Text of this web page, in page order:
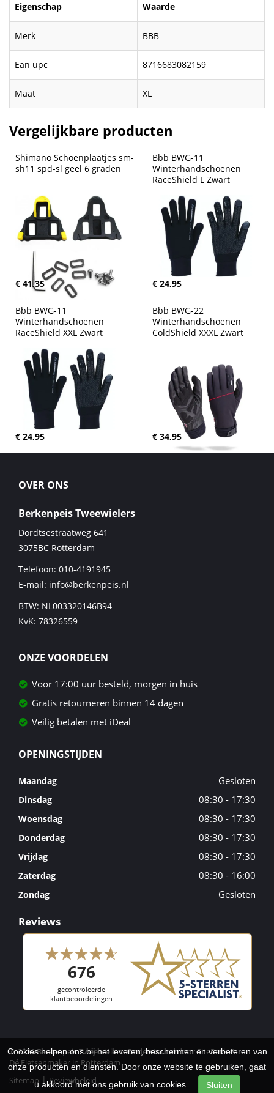
Eigenschap Waarde
Merk BBB
Ean upc 8716683082159
Maat XL
Vergelijkbare producten
Shimano Schoenplaatjes sm-
sh11 spd-sl geel 6 graden
€ 41,35
Bbb BWG-11
Winterhandschoenen
RaceShield L Zwart
€ 24,95
Bbb BWG-11
Winterhandschoenen
RaceShield XXL Zwart
€ 24,95
Bbb BWG-22
Winterhandschoenen
ColdShield XXXL Zwart
€ 34,95
OVER ONS
Berkenpeis Tweewielers
Dordtsestraatweg 641
3075BC Rotterdam
Telefoon: 010-4191945
E-mail: info@berkenpeis.nl
BTW: NL003320146B94
KvK: 78326559
ONZE VOORDELEN
Voor 17:00 uur besteld, morgen in huis
Gratis retourneren binnen 14 dagen
Veilig betalen met iDeal
OPENINGSTIJDEN
Maandag Gesloten
Dinsdag 08:30 - 17:30
Woensdag 08:30 - 17:30
Donderdag 08:30 - 17:30
Vrijdag 08:30 - 17:30
Zaterdag 08:30 - 16:00
Zondag Gesloten
Reviews
© 2026 Berkenpeis Tweewielers. Ondersteund doorSitePack ®
Dé Fietsenmaker in Rotterdam
Sitemap
Reviewbeleid
Cookies helpen ons bij het leveren, beschermen en verbeteren van
onze producten en diensten. Door onze website te gebruiken, gaat
u akkoord met ons gebruik van cookies.
Sluiten